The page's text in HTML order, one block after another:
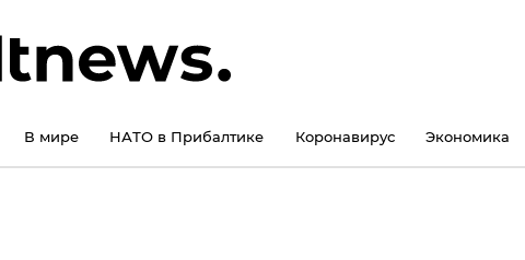
В мире НАТО в Прибалтике Коронавирус Экономика